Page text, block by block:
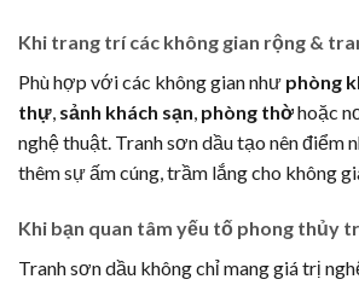
Khi trang trí các không gian rộng &
Phù hợp với các không gian như phòng
thự, sảnh khách sạn, phòng thờhoặc
nghệ thuật. Tranh sơn dầu tạo nên điểm
thêm sự ấm cúng, trầm lắng cho không
Khi bạn quan tâm yếu tố phong thủy
Tranh sơn dầu không chỉ mang giá trị